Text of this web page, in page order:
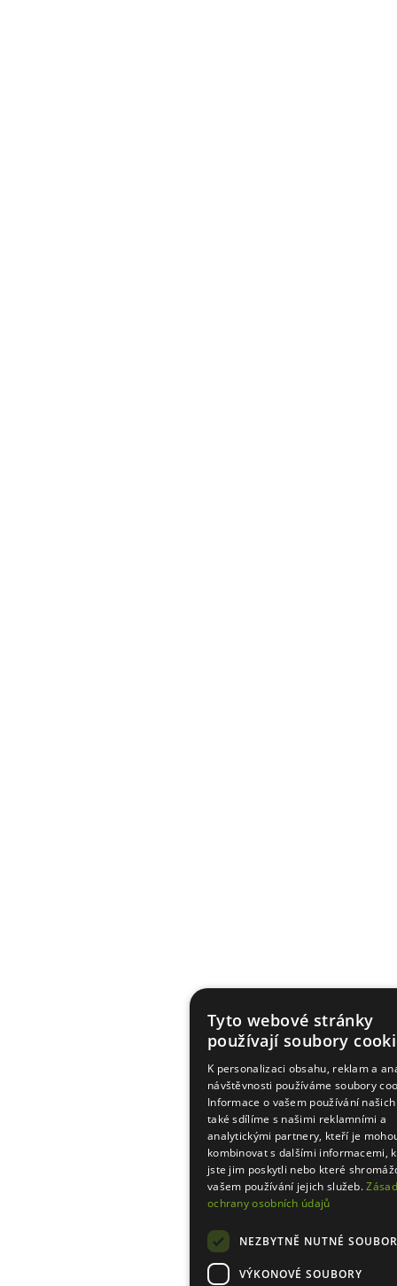
Tyto webové stránky
používají soubory
K personalizaci obsahu, reklam a
návštěvnosti používáme soubory
Informace o vašem používání
také sdílíme s našimi reklamními a
analytickými partnery, kteří je
kombinovat s dalšími informacemi,
jste jim poskytli nebo které
vašem používání jejich služeb.
ochrany osobních údajů
NEZBYTNĚ NUTNÉ
VÝKONOVÉ SOUBORY